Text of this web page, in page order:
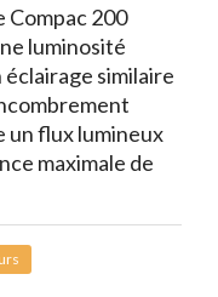
Compac 200
luminosité
similaire
un flux lumineux
maximale de